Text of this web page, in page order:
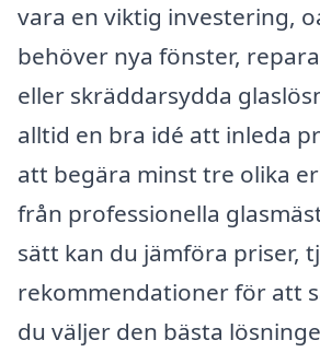
vara en viktig investering,
behöver nya fönster,
eller skräddarsydda
alltid en bra idé att inleda
att begära minst tre olika
från professionella
sätt kan du jämföra priser,
rekommendationer för att
du väljer den bästa